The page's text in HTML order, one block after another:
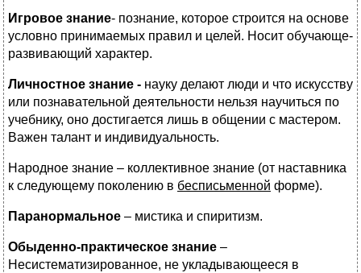
Игровое знание- познание, которое строится на основе
условно принимаемых правил и целей. Носит обучающе-
развивающий характер.
Личностное знание - науку делают люди и что искусству
или познавательной деятельности нельзя научиться по
учебнику, оно достигается лишь в общении с мастером.
Важен талант и индивидуальность.
Народное знание – коллективное знание (от наставника
к следующему поколению в бесписьменной форме).
Паранормальное – мистика и спиритизм.
Обыденно-практическое знание –
Несистематизированное, не укладывающееся в